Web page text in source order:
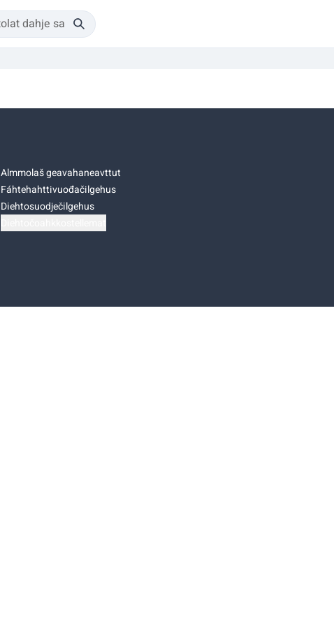
Almmolaš geavahaneavttut
Fáhtehahttivuođačilgehus
Diehtosuodječilgehus